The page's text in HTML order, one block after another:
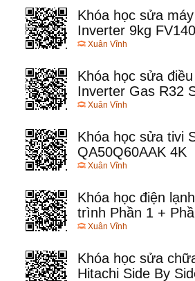
Khóa học sửa
Inverter 9kg
Xuân Vĩnh
Khóa học sửa
Inverter Gas R32
Xuân Vĩnh
Khóa học sửa tivi
QA50Q60AAK 4K
Xuân Vĩnh
Khóa học điện
trình Phần 1 +
Xuân Vĩnh
Khóa học sửa
Hitachi Side By